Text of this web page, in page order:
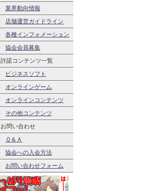
業界動向情報
店舗運営ガイドライン
各種インフォメーション
協会会員募集
許諾コンテンツ一覧
ビジネスソフト
オンラインゲーム
オンラインコンテンツ
その他コンテンツ
お問い合わせ
Ｑ＆Ａ
協会への入会方法
お問い合わせフォーム